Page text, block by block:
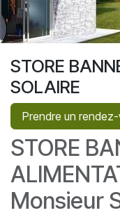
STORE
SOLAIRE
Prendre un
STORE
Monsieur